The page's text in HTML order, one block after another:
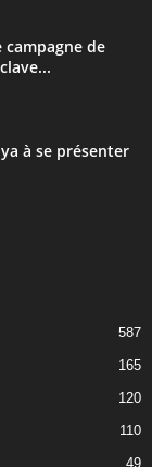
de
à se présenter
587
165
120
110
49